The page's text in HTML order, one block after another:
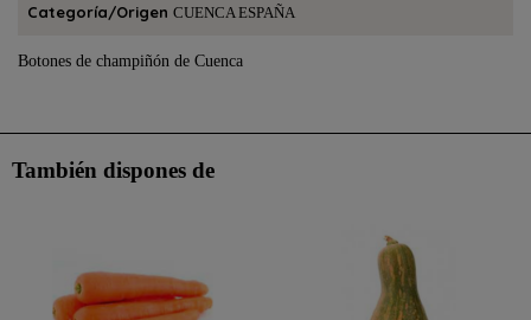
Categoría/Origen CUENCA ESPAÑA
Botones de champiñón de Cuenca
También dispones de